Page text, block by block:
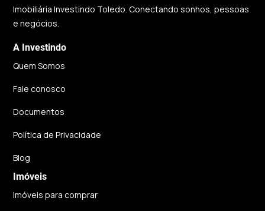
Imobiliária Investindo Toledo. Conectando sonhos, pessoas
e negócios.
A Investindo
Quem Somos
Fale conosco
Documentos
Política de Privacidade
Blog
Imóveis
Imóveis para comprar